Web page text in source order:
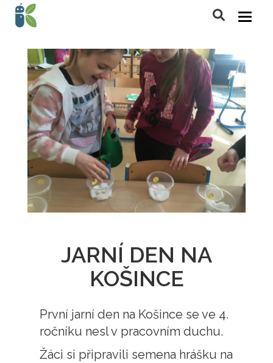
JARNÍ DEN NA
KOŠINCE
První jarní den na Košince se ve 4.
ročníku nesl v pracovním duchu.
Žáci si připravili semena hrášku na